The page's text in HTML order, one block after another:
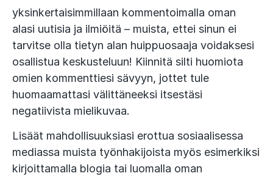
yksinkertaisimmillaan kommentoimalla oman
alasi uutisia ja ilmiöitä – muista, ettei sinun ei
tarvitse olla tietyn alan huippuosaaja voidaksesi
osallistua keskusteluun! Kiinnitä silti huomiota
omien kommenttiesi sävyyn, jottet tule
huomaamattasi välittäneeksi itsestäsi
negatiivista mielikuvaa.
Lisäät mahdollisuuksiasi erottua sosiaalisessa
mediassa muista työnhakijoista myös esimerkiksi
kirjoittamalla blogia tai luomalla oman